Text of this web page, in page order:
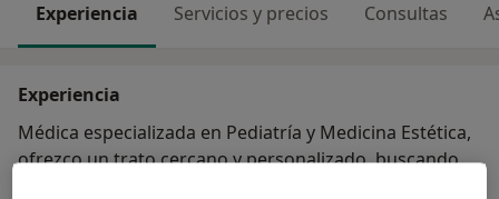
Experiencia Servicios y precios Consultas
Experiencia
Médica especializada en Pediatría y Medicina Estética,
ofrezco un trato cercano y personalizado, buscando